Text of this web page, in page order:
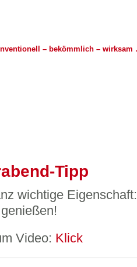
– bekömmlich –
Tipp
wichtige
Video: Klick